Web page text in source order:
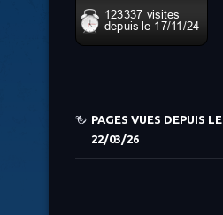
PAGES VUES DEPUIS LE
22/03/26